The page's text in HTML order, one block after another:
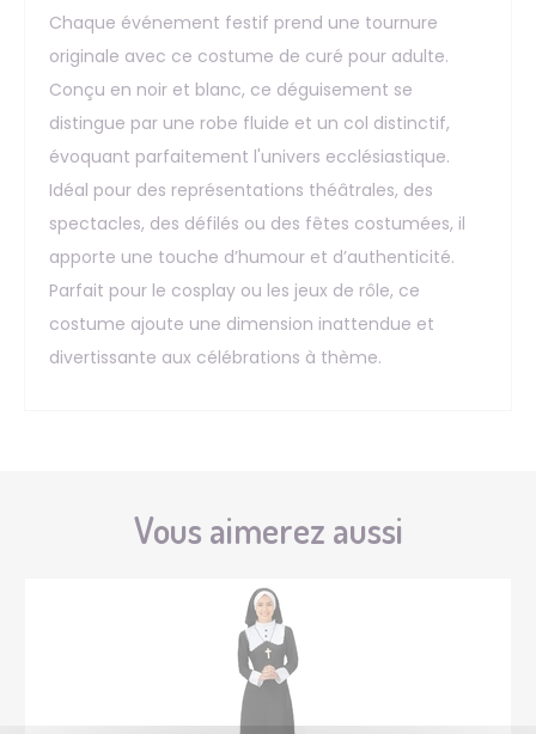
Chaque événement festif prend une tournure
originale avec ce costume de curé pour adulte.
Conçu en noir et blanc, ce déguisement se
distingue par une robe fluide et un col distinctif,
évoquant parfaitement l'univers ecclésiastique.
Idéal pour des représentations théâtrales, des
spectacles, des défilés ou des fêtes costumées, il
apporte une touche d’humour et d’authenticité.
Parfait pour le cosplay ou les jeux de rôle, ce
costume ajoute une dimension inattendue et
divertissante aux célébrations à thème.
Vous aimerez aussi